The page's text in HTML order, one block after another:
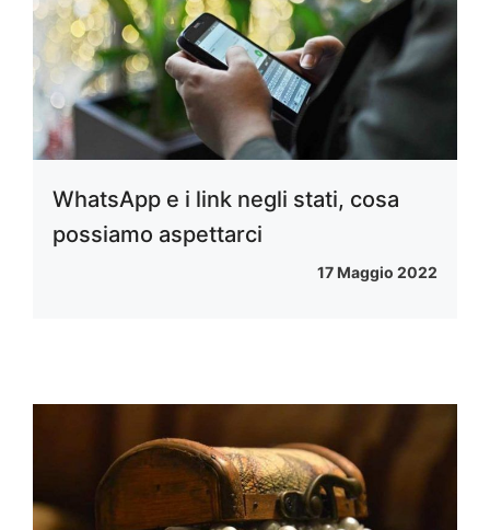
WhatsApp e i link negli stati, cosa
possiamo aspettarci
17 Maggio 2022